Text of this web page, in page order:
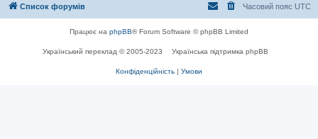
Список форумів Часовий пояс UTC
Працює на phpBB® Forum Software © phpBB Limited
Український переклад © 2005-2023 Українська підтримка phpBB
Конфіденційність | Умови